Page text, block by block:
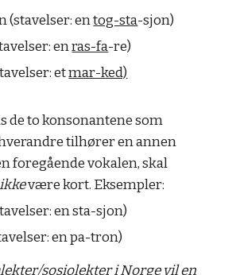
(stavelser: entog-sta-sjon)
enras-fa-re)
etmar-ked)
de to konsonantene som
tilhører en annen
foregående vokalen, skal
ikkevære kort. Eksempler:
en sta-sjon)
en pa-tron)
sosiolekter i Norge vil en